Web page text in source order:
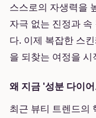
스스로의 자생력을
자극 없는 진정과
다. 이제 복잡한 스
을 되찾는 여정을 시
왜 지금 '성분 다이
최근 뷰티 트렌드의